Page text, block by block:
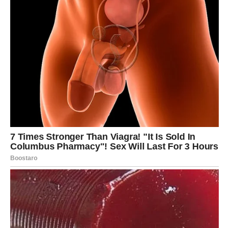
Muškarci dugo pamte žene koje nisu živjele samo za
Žena koja ima svoje ciljeve, planove, interesovanja i
snove djeluje posebno i moćno.
Takva žena inspiriše muškarca da i sam postane bolji.
7. Ne pokušavaju da budu kao sve
druge
Žena koja ostaje u muškarčevoj glavi ne kopira druge
žene.
Ona je svoja.
Ima svoj način smijanja, pričanja, oblačenja i razmišljanja.
Baš ta autentičnost postaje nešto što muškarac kasnije